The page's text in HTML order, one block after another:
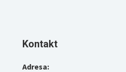
Kontakt
Adresa: